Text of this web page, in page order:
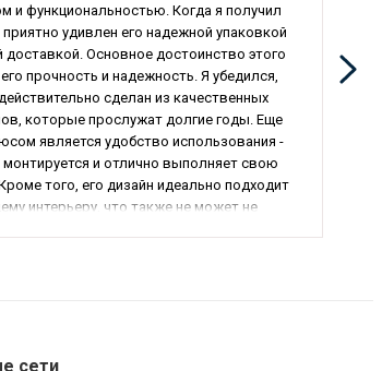
и функциональностью. Когда я получил
удивлен его надежной упаковкой
доставкой. Основное достоинство этого
прочность и надежность. Я убедился,
сделан из качественных
которые прослужат долгие годы. Еще
является удобство использования -
монтируется и отлично выполняет свою
того, его дизайн идеально подходит
интерьеру, что также не может не
сети